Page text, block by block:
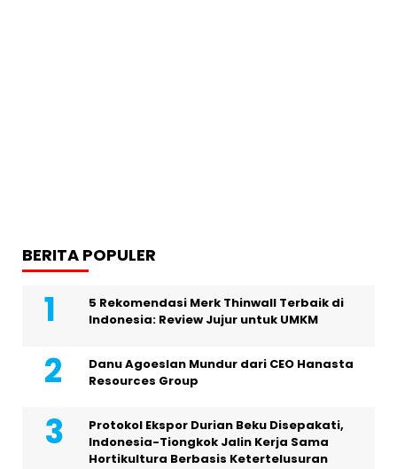
BERITA POPULER
5 Rekomendasi Merk Thinwall Terbaik di
Indonesia: Review Jujur untuk UMKM
Danu Agoeslan Mundur dari CEO Hanasta
Resources Group
Protokol Ekspor Durian Beku Disepakati,
Indonesia-Tiongkok Jalin Kerja Sama
Hortikultura Berbasis Ketertelusuran